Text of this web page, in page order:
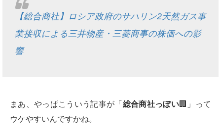
【総合商社】ロシア政府のサハリン2天然ガス事
業接収による三井物産・三菱商事の株価への影
響
まあ、やっぱこういう記事が「 総合商社っぽい🏢」って
ウケやすいんですかね。